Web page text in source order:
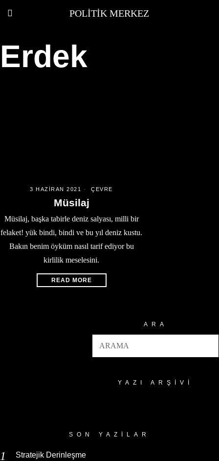
POLITIK MERKEZ
Erdek
3 HAZIRAN 2021 ÇEVRE
Müsilaj
Müsilaj, başka tabirle deniz salyası, milli bir
felaket! yük bindi, bindi ve bu yıl deniz kustu.
Bakın benim öyküm nasıl tarif ediyor bu
kirlilik meselesini.
READ MORE
ARA
YAZI ARŞIVI
SON YAZILAR
Stratejik Derinleşme